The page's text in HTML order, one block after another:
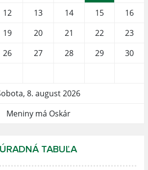
12 13 14 15
16
19 20 21 22
23
26 27 28 29
30
8. august 2026
Meniny má Oskár
ÚRADNÁ TABUĽA